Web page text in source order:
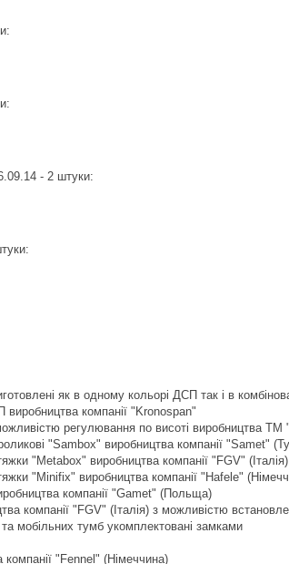
- 2 штуки:
як в одному кольорі ДСП так і в
компанії "Kronospan"
регулювання по висоті виробництва ТМ
"Sambox" виробництва компанії "Samet"
"Metabox" виробництва компанії "FGV"
"Minifix" виробництва компанії "Hafele"
компанії "Gamet" (Польща)
компанії "FGV" (Італія) з можливістю
мобільних тумб укомплектовані замками
"Fennel" (Німеччина)